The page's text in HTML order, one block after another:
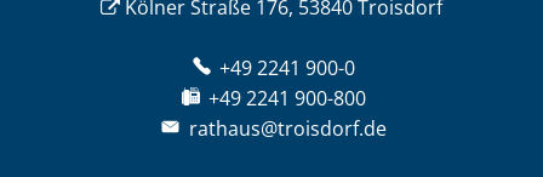
Kölner Straße 176, 53840 Troisdorf
+49 2241 900-0
+49 2241 900-800
rathaus@troisdorf.de